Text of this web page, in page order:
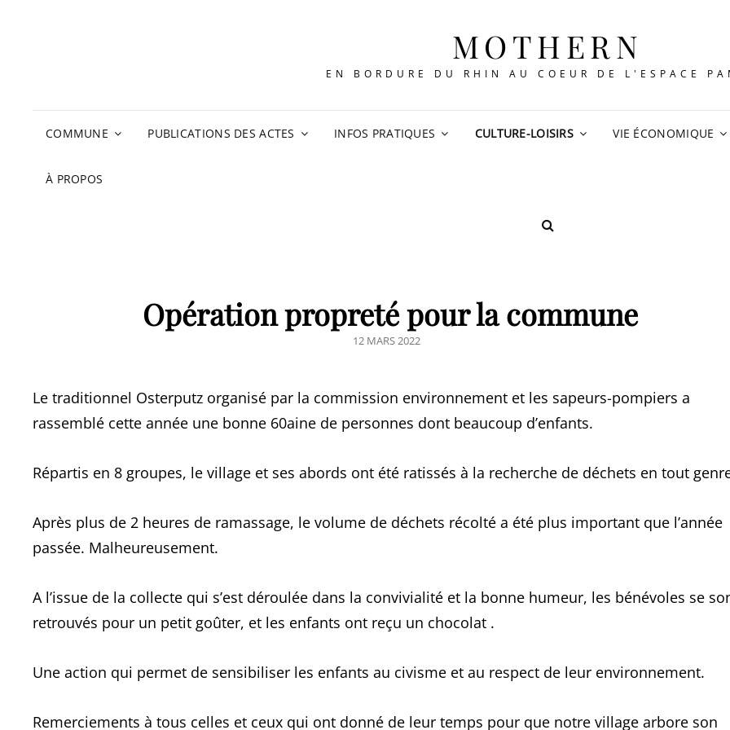
MOTHERN
EN BORDURE DU RHIN AU COEUR DE L'ESPACE
COMMUNE PUBLICATIONS DES ACTES INFOS PRATIQUES CULTURE-LOISIRS VIE ÉCONOMIQUE
À PROPOS
SEARCH
Opération propreté pour la commune
POSTED
12 MARS 2022
Le traditionnel Osterputz organisé par la commission environnement et les sapeurs-pompiers a
rassemblé cette année une bonne 60aine de personnes dont beaucoup d’enfants.
Répartis en 8 groupes, le village et ses abords ont été ratissés à la recherche de déchets en tout
Après plus de 2 heures de ramassage, le volume de déchets récolté a été plus important que l’année
passée. Malheureusement.
A l’issue de la collecte qui s’est déroulée dans la convivialité et la bonne humeur, les bénévoles se
retrouvés pour un petit goûter, et les enfants ont reçu un chocolat .
Une action qui permet de sensibiliser les enfants au civisme et au respect de leur environnement.
Remerciements à tous celles et ceux qui ont donné de leur temps pour que notre village arbore son